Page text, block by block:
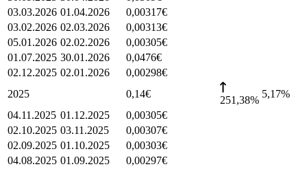
03.03.2026 01.04.2026 0,00317€
03.02.2026 02.03.2026 0,00313€
05.01.2026 02.02.2026 0,00305€
01.07.2025 30.01.2026 0,0476€
02.12.2025 02.01.2026 0,00298€
2025
0,14€
251,38%
5,17%
04.11.2025 01.12.2025 0,00305€
02.10.2025 03.11.2025 0,00307€
02.09.2025 01.10.2025 0,00303€
04.08.2025 01.09.2025 0,00297€